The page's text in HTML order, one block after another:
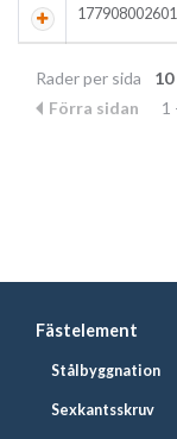
Fästelement
Stålbyggnation
Sexkantsskruv
Rader per sida
10
Förra sidan
1